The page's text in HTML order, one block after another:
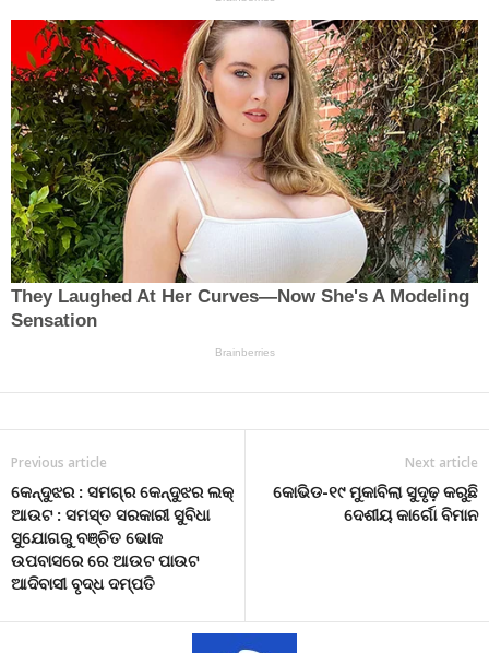
Previous article
କେନ୍ଦୁଝର : ସମଗ୍ର କେନ୍ଦୁଝର ଲକ୍
ଆଉଟ : ସମସ୍ତ ସରକାରୀ ସୁବିଧା
ସୁଯୋଗରୁ ବଞ୍ଚିତ ଭୋକ
ଉପବାସରେ ରେ ଆଉଟ ପାଉଟ
ଆଦିବାସୀ ବୃଦ୍ଧ ଦମ୍ପତି
Next article
କୋଭିଡ-୧୯ ମୁକାବିଲା ସୁଦୃଢ଼ କରୁଛି
ଦେଶୀୟ କାର୍ଗୋ ବିମାନ